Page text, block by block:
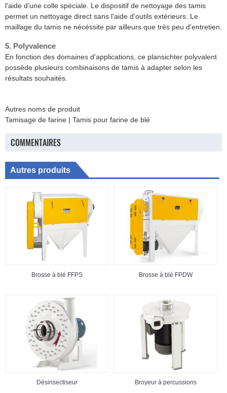
l'aide d'une colle spéciale. Le dispositif de nettoyage des tamis
permet un nettoyage direct sans l'aide d'outils extérieurs. Le
maillage du tamis ne nécéssite par ailleurs que très peu d'entretien.
5. Polyvalence
En fonction des domaines d'applications, ce plansichter polyvalent
possède plusieurs combinaisons de tamis à adapter selon les
résultats souhaités.
Autres noms de produit
Tamisage de farine | Tamis pour farine de blé
COMMENTAIRES
Autres produits
Brosse à blé FFPS Brosse à blé FPDW
Désinsectiseur Broyeur à percussions